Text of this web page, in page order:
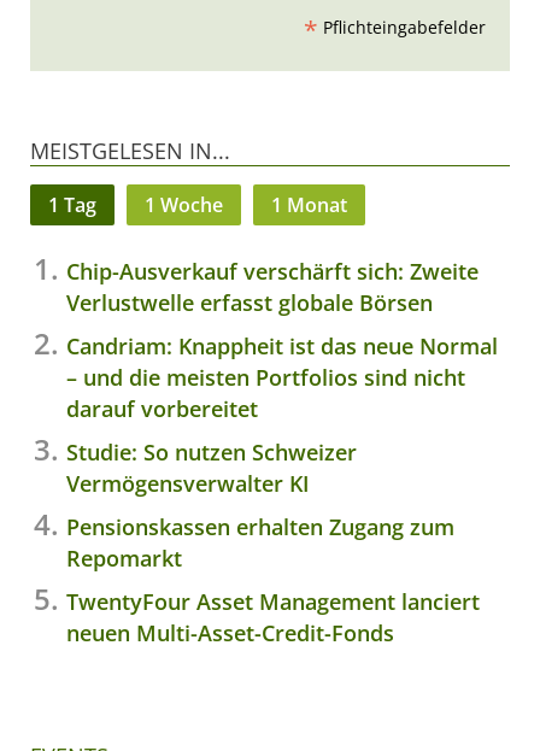
* Pflichteingabefelder
MEISTGELESEN IN...
1 Tag 1 Woche 1 Monat
Chip-Ausverkauf verschärft sich: Zweite
Verlustwelle erfasst globale Börsen
Candriam: Knappheit ist das neue Normal
– und die meisten Portfolios sind nicht
darauf vorbereitet
Studie: So nutzen Schweizer
Vermögensverwalter KI
Pensionskassen erhalten Zugang zum
Repomarkt
TwentyFour Asset Management lanciert
neuen Multi-Asset-Credit-Fonds